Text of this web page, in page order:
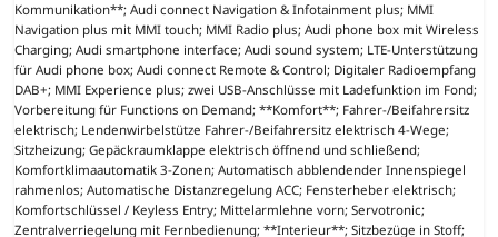
Kommunikation**; Audi connect Navigation & Infotainment plus; MMI
Navigation plus mit MMI touch; MMI Radio plus; Audi phone box mit Wireless
Charging; Audi smartphone interface; Audi sound system; LTE-Unterstützung
für Audi phone box; Audi connect Remote & Control; Digitaler Radioempfang
DAB+; MMI Experience plus; zwei USB-Anschlüsse mit Ladefunktion im Fond;
Vorbereitung für Functions on Demand; **Komfort**; Fahrer-/Beifahrersitz
elektrisch; Lendenwirbelstütze Fahrer-/Beifahrersitz elektrisch 4-Wege;
Sitzheizung; Gepäckraumklappe elektrisch öffnend und schließend;
Komfortklimaautomatik 3-Zonen; Automatisch abblendender Innenspiegel
rahmenlos; Automatische Distanzregelung ACC; Fensterheber elektrisch;
Komfortschlüssel / Keyless Entry; Mittelarmlehne vorn; Servotronic;
Zentralverriegelung mit Fernbedienung; **Interieur**; Sitzbezüge in Stoff;